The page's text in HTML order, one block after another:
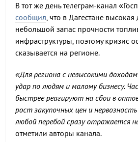
В тот же день телеграм-канал
сообщил, что в Дагестане
небольшой запас прочности
инфраструктуры, поэтому кризис
сказывается на регионе.
«Для региона с невысокими
удар по людям и малому бизнесу.
быстрее реагируют на сбои в
рост закупочных цен и
любой перебой сразу отражается
отметили авторы канала.